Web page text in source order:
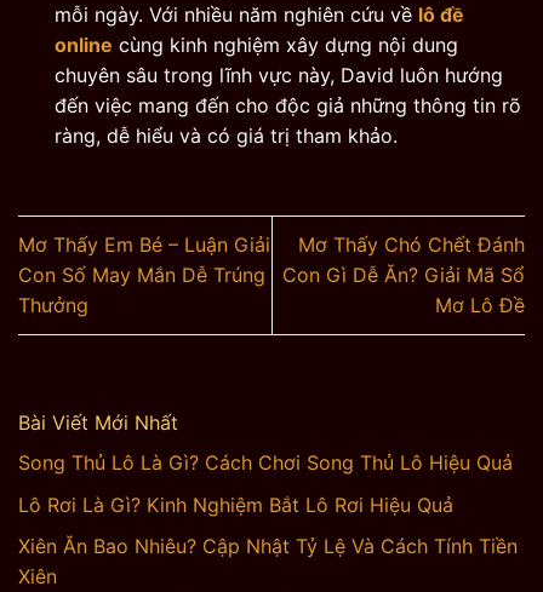
mỗi ngày. Với nhiều năm nghiên cứu về lô đề
online cùng kinh nghiệm xây dựng nội dung
chuyên sâu trong lĩnh vực này, David luôn hướng
đến việc mang đến cho độc giả những thông tin rõ
ràng, dễ hiểu và có giá trị tham khảo.
Mơ Thấy Em Bé – Luận Giải
Con Số May Mắn Dễ Trúng
Thưởng
Mơ Thấy Chó Chết Đánh
Con Gì Dễ Ăn? Giải Mã Sổ
Mơ Lô Đề
Bài Viết Mới Nhất
Song Thủ Lô Là Gì? Cách Chơi Song Thủ Lô Hiệu Quả
Lô Rơi Là Gì? Kinh Nghiệm Bắt Lô Rơi Hiệu Quả
Xiên Ăn Bao Nhiêu? Cập Nhật Tỷ Lệ Và Cách Tính Tiền
Xiên